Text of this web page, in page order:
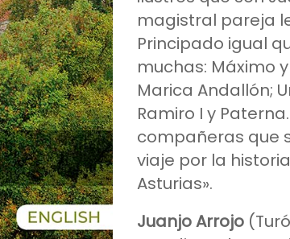
magistral pareja
Principado igual
muchas: Máximo
Marica Andallón;
Ramiro I y
compañeras que
viaje por la
Asturias».
Juanjo Arrojo